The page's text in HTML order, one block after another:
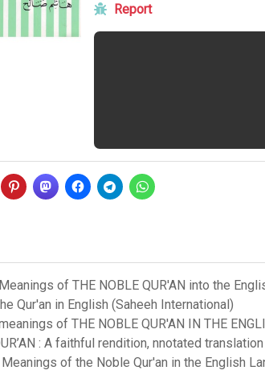
Report
of THE NOBLE QUR'AN into the
Qur'an in English (Saheeh International)
of THE NOBLE QUR'AN IN THE
: A faithful rendition, nnotated
of the Noble Qur'an in the English